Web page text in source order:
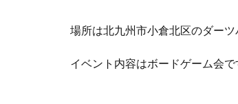
場所は北九州市小倉北区のダーツ
イベント内容はボードゲーム会で